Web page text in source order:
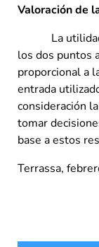
Valoración de
La utilidad
los dos puntos
proporcional a
entrada
consideración
tomar
base a estos
Terrassa,